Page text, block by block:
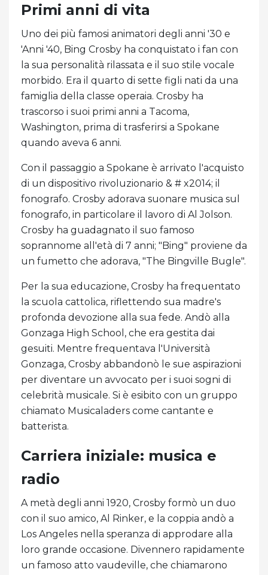
Primi anni di vita
Uno dei più famosi animatori degli anni '30 e
'Anni '40, Bing Crosby ha conquistato i fan con
la sua personalità rilassata e il suo stile vocale
morbido. Era il quarto di sette figli nati da una
famiglia della classe operaia. Crosby ha
trascorso i suoi primi anni a Tacoma,
Washington, prima di trasferirsi a Spokane
quando aveva 6 anni.
Con il passaggio a Spokane è arrivato l'acquisto
di un dispositivo rivoluzionario & # x2014; il
fonografo. Crosby adorava suonare musica sul
fonografo, in particolare il lavoro di Al Jolson.
Crosby ha guadagnato il suo famoso
soprannome all'età di 7 anni; "Bing" proviene da
un fumetto che adorava, "The Bingville Bugle".
Per la sua educazione, Crosby ha frequentato
la scuola cattolica, riflettendo sua madre's
profonda devozione alla sua fede. Andò alla
Gonzaga High School, che era gestita dai
gesuiti. Mentre frequentava l'Università
Gonzaga, Crosby abbandonò le sue aspirazioni
per diventare un avvocato per i suoi sogni di
celebrità musicale. Si è esibito con un gruppo
chiamato Musicaladers come cantante e
batterista.
Carriera iniziale: musica e
radio
A metà degli anni 1920, Crosby formò un duo
con il suo amico, Al Rinker, e la coppia andò a
Los Angeles nella speranza di approdare alla
loro grande occasione. Divennero rapidamente
un famoso atto vaudeville, che chiamarono